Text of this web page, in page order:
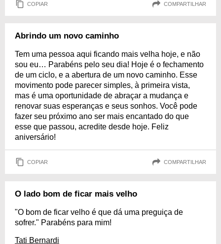
COPIAR COMPARTILHAR
Abrindo um novo caminho
Tem uma pessoa aqui ficando mais velha hoje, e não
sou eu… Parabéns pelo seu dia! Hoje é o fechamento
de um ciclo, e a abertura de um novo caminho. Esse
movimento pode parecer simples, à primeira vista,
mas é uma oportunidade de abraçar a mudança e
renovar suas esperanças e seus sonhos. Você pode
fazer seu próximo ano ser mais encantado do que
esse que passou, acredite desde hoje. Feliz
aniversário!
COPIAR COMPARTILHAR
O lado bom de ficar mais velho
"O bom de ficar velho é que dá uma preguiça de
sofrer." Parabéns para mim!
Tati Bernardi